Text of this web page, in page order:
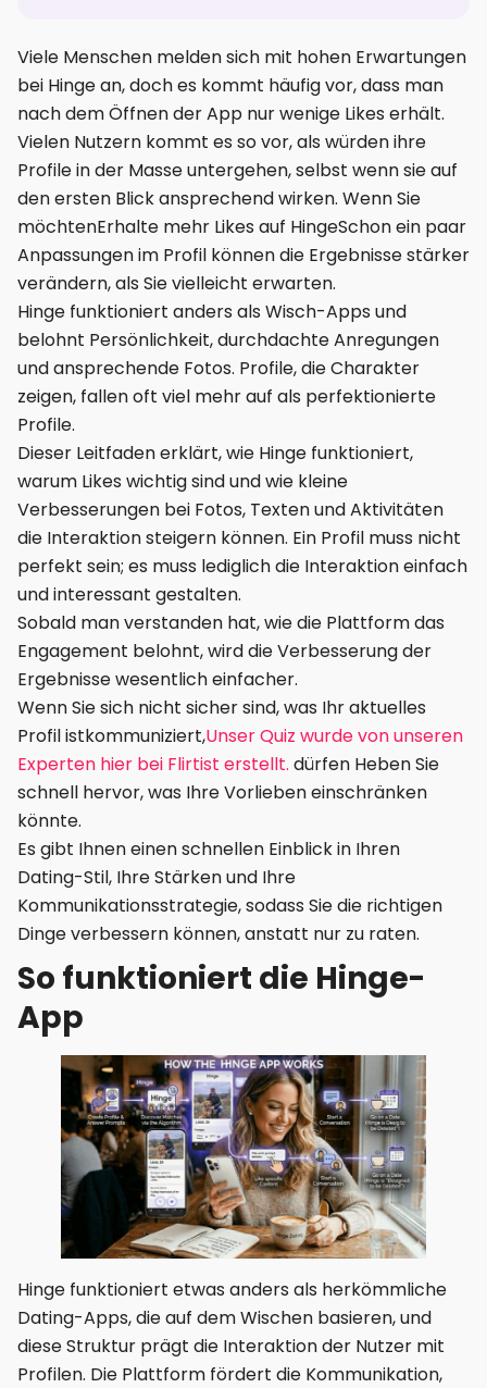
Viele Menschen melden sich mit hohen Erwartungen
bei Hinge an, doch es kommt häufig vor, dass man
nach dem Öffnen der App nur wenige Likes erhält.
Vielen Nutzern kommt es so vor, als würden ihre
Profile in der Masse untergehen, selbst wenn sie auf
den ersten Blick ansprechend wirken. Wenn Sie
möchtenErhalte mehr Likes auf HingeSchon ein paar
Anpassungen im Profil können die Ergebnisse stärker
verändern, als Sie vielleicht erwarten.
Hinge funktioniert anders als Wisch-Apps und
belohnt Persönlichkeit, durchdachte Anregungen
und ansprechende Fotos. Profile, die Charakter
zeigen, fallen oft viel mehr auf als perfektionierte
Profile.
Dieser Leitfaden erklärt, wie Hinge funktioniert,
warum Likes wichtig sind und wie kleine
Verbesserungen bei Fotos, Texten und Aktivitäten
die Interaktion steigern können. Ein Profil muss nicht
perfekt sein; es muss lediglich die Interaktion einfach
und interessant gestalten.
Sobald man verstanden hat, wie die Plattform das
Engagement belohnt, wird die Verbesserung der
Ergebnisse wesentlich einfacher.
Wenn Sie sich nicht sicher sind, was Ihr aktuelles
Profil istkommuniziert,Unser Quiz wurde von unseren
Experten hier bei Flirtist erstellt. dürfen Heben Sie
schnell hervor, was Ihre Vorlieben einschränken
könnte.
Es gibt Ihnen einen schnellen Einblick in Ihren
Dating-Stil, Ihre Stärken und Ihre
Kommunikationsstrategie, sodass Sie die richtigen
Dinge verbessern können, anstatt nur zu raten.
So funktioniert die Hinge-
App
Hinge funktioniert etwas anders als herkömmliche
Dating-Apps, die auf dem Wischen basieren, und
diese Struktur prägt die Interaktion der Nutzer mit
Profilen. Die Plattform fördert die Kommunikation,